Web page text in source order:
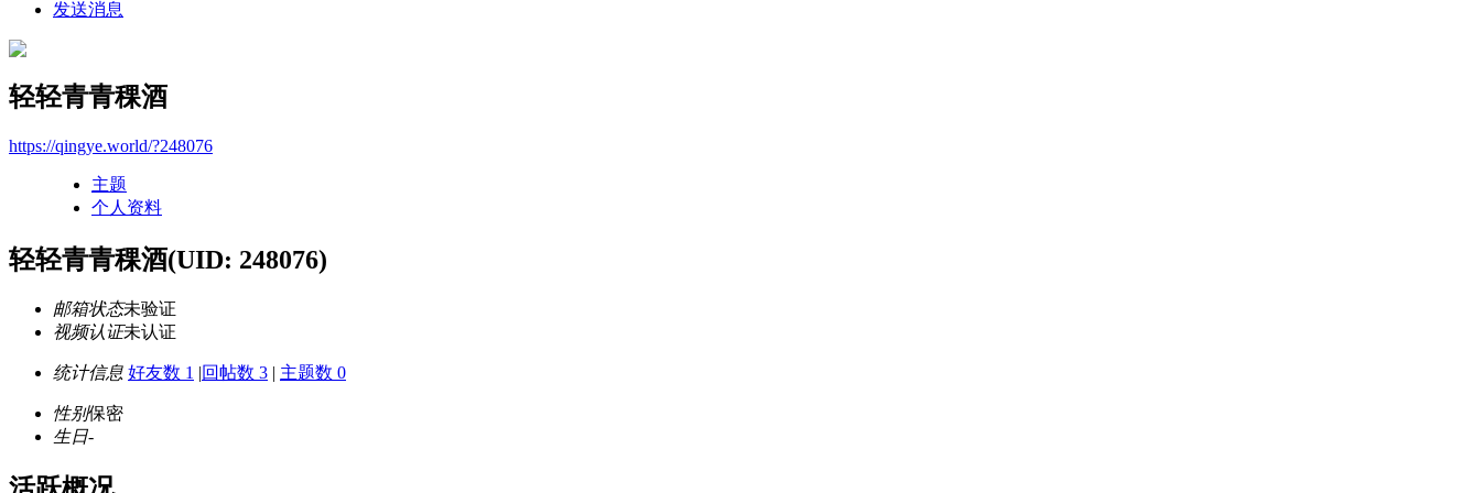
发送消息
轻轻青青稞酒
https://qingye.world/?248076
主题
个人资料
轻轻青青稞酒(UID: 248076)
邮箱状态未验证
视频认证未认证
统计信息 好友数 1 |回帖数 3 | 主题数 0
性别保密
生日-